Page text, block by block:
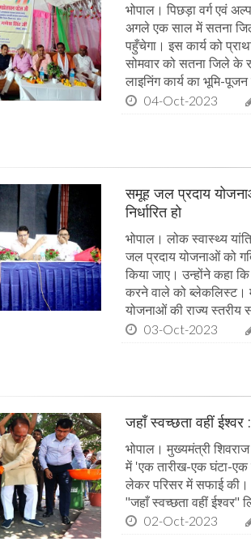
भोपाल। पिछड़ा वर्ग एवं
अगले एक साल में सतना
पहुँचेगा। इस कार्य को
सोमवार को सतना जिले के
लाइनिंग कार्य का भूमि-
04-Oct-2023
समूह जल प्रदाय
निर्धारित हो
भोपाल। लोक स्वास्थ्य
जल प्रदाय योजनाओं को
किया जाए। उन्होंने कहा
करने वाले को ब्लेकलिस्ट।
योजनाओं की राज्य स्तरीय
03-Oct-2023
जहाँ स्वच्छता वहीं ईश्वर
भोपाल। मुख्यमंत्री
में 'एक तारीख-एक घंटा-एक
लेकर परिसर में सफाई की।
"जहाँ स्वच्छता वहीं ईश्वर"
02-Oct-2023